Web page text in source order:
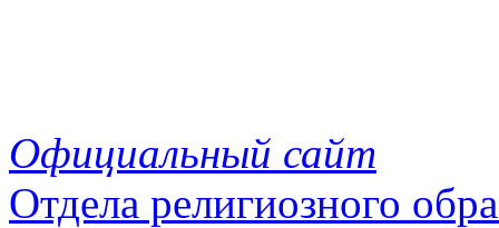
Официальный сайт
Отдела религиозного